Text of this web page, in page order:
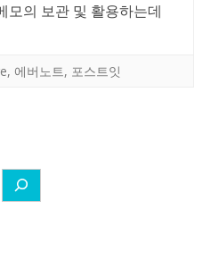
의 보관 및 활용하는데
, 에버노트, 포스트잇